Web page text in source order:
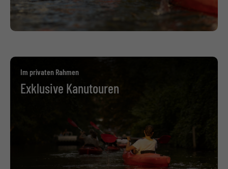
Im privaten Rahmen
Exklusive Kanutouren